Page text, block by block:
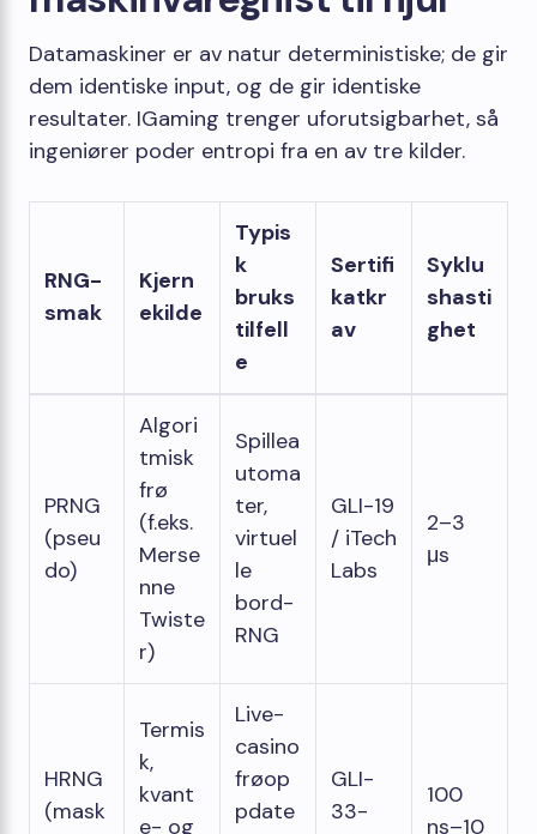
Datamaskiner er av natur deterministiske; de ​​gir
dem identiske input, og de gir identiske
resultater. IGaming trenger uforutsigbarhet, så
ingeniører poder entropi fra en av tre kilder.
RNG-
smak
Kjern
ekilde
Typis
k
bruks
tilfell
e
Sertifi
katkr
av
Syklu
shasti
ghet
PRNG
(pseu
do)
Algori
tmisk
frø
(f.eks.
Merse
nne
Twiste
r)
Spillea
utoma
ter,
virtuel
le
bord-
RNG
GLI-19
/ iTech
Labs
2–3
μs
HRNG
(mask
Termis
k,
kvant
e- og
Live-
casino
frøop
pdate
GLI-
33-
100
ns–10